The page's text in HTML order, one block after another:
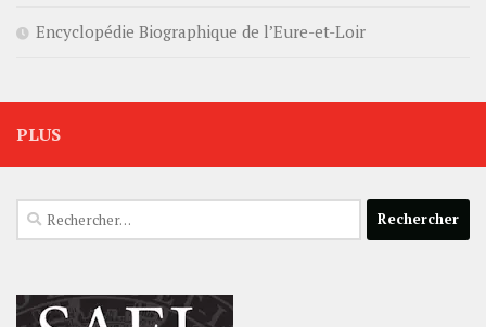
Encyclopédie Biographique de l’Eure-et-Loir
PLUS
Rechercher :